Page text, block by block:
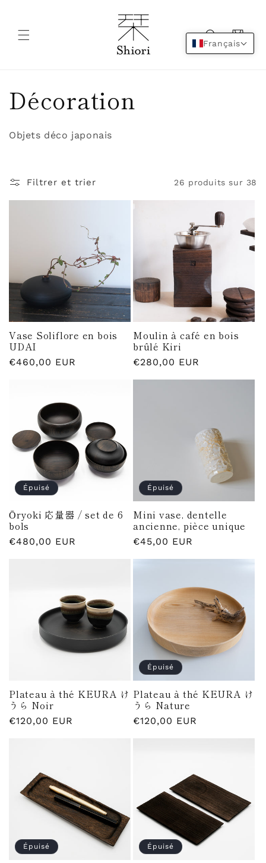
contenu
Panier
C
o
l
t
i
o
n
Décoration
Objets déco japonais
Filtrer et trier 26 produits sur 38
Vase Soliflore en bois
UDAI
Prix
€460,00 EUR
Moulin à café en bois
brûlé Kiri
Prix
€280,00 EUR
Épuisé
Ōryoki 応量器 / set de 6
bols
Prix
€480,00 EUR
Épuisé
Mini vase, dentelle
ancienne, pièce unique
Prix
€45,00 EUR
Plateau à thé KEURA け
うら Noir
Prix
€120,00 EUR
Épuisé
Plateau à thé KEURA け
うら Nature
Prix
€120,00 EUR
Épuisé Épuisé
Français